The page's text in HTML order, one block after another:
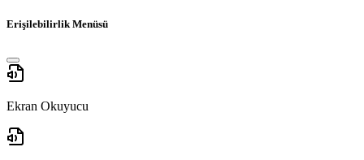
Erişilebilirlik Menüsü
Ekran Okuyucu